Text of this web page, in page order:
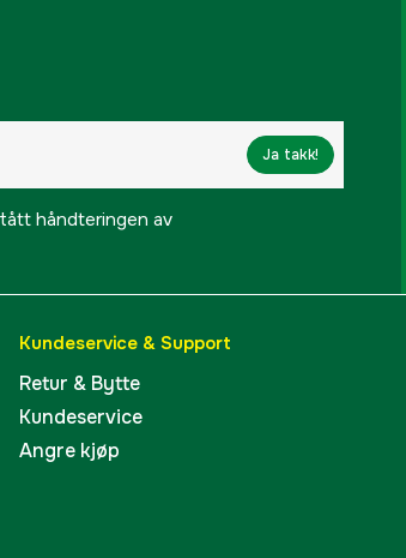
Ja takk!
håndteringen av
Kundeservice & Support
Retur & Bytte
Kundeservice
Angre kjøp